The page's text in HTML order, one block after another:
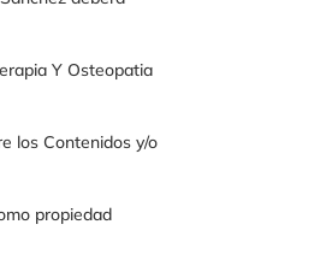
Y Osteopatia
los Contenidos y/o
propiedad